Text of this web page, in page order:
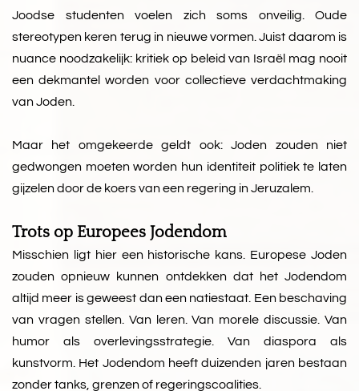
Joodse studenten voelen zich soms onveilig. Oude
stereotypen keren terug in nieuwe vormen. Juist daarom is
nuance noodzakelijk: kritiek op beleid van Israël mag nooit
een dekmantel worden voor collectieve verdachtmaking
van Joden.
Maar het omgekeerde geldt ook: Joden zouden niet
gedwongen moeten worden hun identiteit politiek te laten
gijzelen door de koers van een regering in Jeruzalem.
Trots op Europees Jodendom
Misschien ligt hier een historische kans. Europese Joden
zouden opnieuw kunnen ontdekken dat het Jodendom
altijd meer is geweest dan een natiestaat. Een beschaving
van vragen stellen. Van leren. Van morele discussie. Van
humor als overlevingsstrategie. Van diaspora als
kunstvorm. Het Jodendom heeft duizenden jaren bestaan
zonder tanks, grenzen of regeringscoalities.